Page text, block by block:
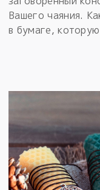
Вашего чаяния.
в бумаге,